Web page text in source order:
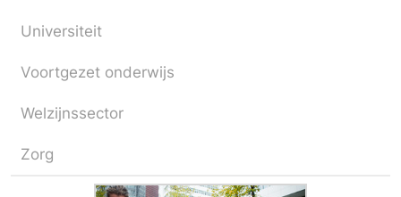
Universiteit
Voortgezet onderwijs
Welzijnssector
Zorg